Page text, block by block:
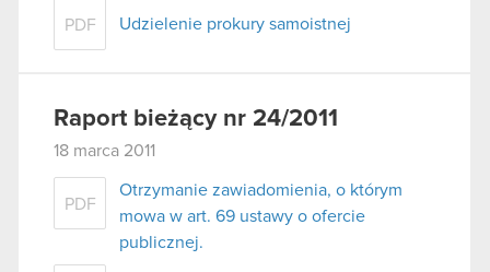
PDF Udzielenie prokury samoistnej
Raport bieżący nr 24/2011
18 marca 2011
PDF
Otrzymanie zawiadomienia, o którym
mowa w art. 69 ustawy o ofercie
publicznej.